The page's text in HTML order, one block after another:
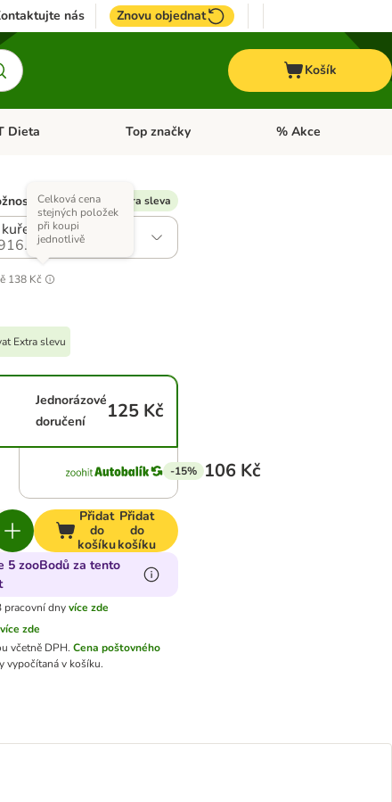
nás Znovu objednat
Košík
Koně
Dieta Otevřít menu: + VET Dieta
Top značky Otevřít menu: Top
% Akce
% Dostupná Extra sleva
a hovězí
138 Kč
Celková cena
stejných položek
při koupi
jednotlivě
Extra slevu
Jednorázové
doručení
125 Kč
-15% 106 Kč
Přidat
do
košíku
Přidat
do
košíku
5 zooBodů za tento
pracovní dnyvíce zde
více zde
včetně DPH. Cena poštovného
vypočítaná v košíku.